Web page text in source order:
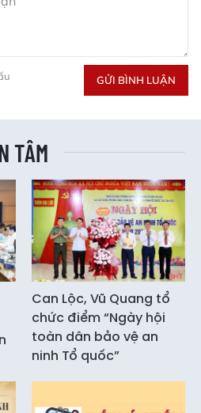
GỬI BÌNH LUẬN
TÂM
Can Lộc, Vũ Quang tổ
chức điểm “Ngày hội
toàn dân bảo vệ an
ninh Tổ quốc”